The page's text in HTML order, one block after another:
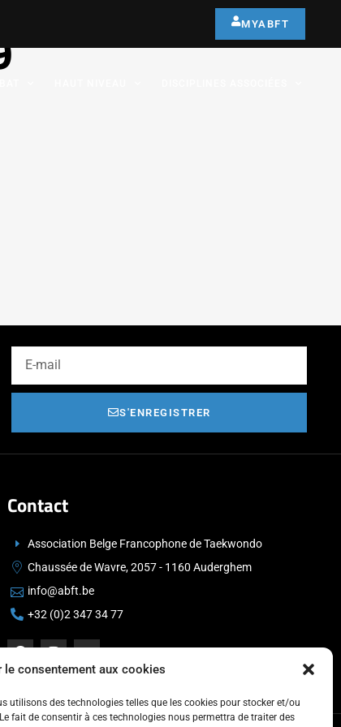
le consentement aux cookies
utilisons des technologies telles que les cookies pour stocker et/ou
fait de consentir à ces technologies nous permettra de traiter des
MYABFT
S'ENREGISTRER
Contact
Association Belge Francophone de Taekwondo
Chaussée de Wavre, 2057 - 1160 Auderghem
info@abft.be
+32 (0)2 347 34 77